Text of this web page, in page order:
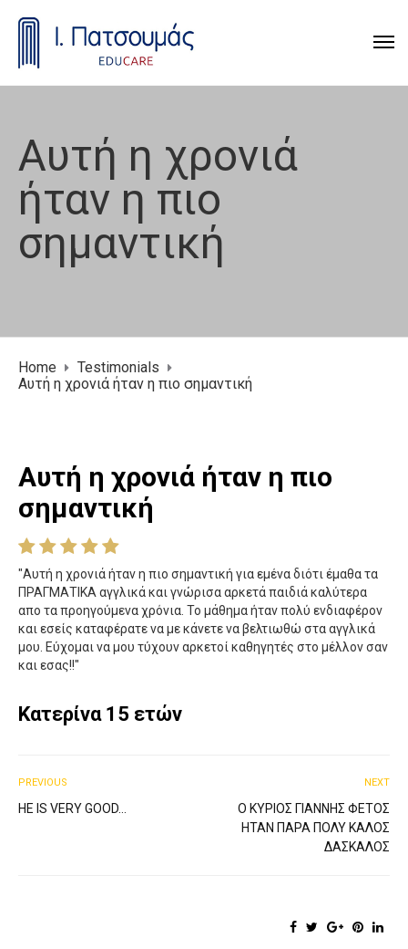
Αυτή η χρονιά
ήταν η πιο
σημαντική
Home
Testimonials
Αυτή η χρονιά ήταν η πιο σημαντική
Αυτή η χρονιά ήταν η πιο
σημαντική
"Αυτή η χρονιά ήταν η πιο σημαντική για εμένα διότι έμαθα τα
ΠΡΑΓΜΑΤΙΚΑ αγγλικά και γνώρισα αρκετά παιδιά καλύτερα
απο τα προηγούμενα χρόνια. Το μάθημα ήταν πολύ ενδιαφέρον
και εσείς καταφέρατε να με κάνετε να βελτιωθώ στα αγγλικά
μου. Εύχομαι να μου τύχουν αρκετοί καθηγητές στο μέλλον σαν
και εσας!!"
Κατερίνα 15 ετών
PREVIOUS
HE IS VERY GOOD…
NEXT
Ο ΚΎΡΙΟΣ ΓΙΆΝΝΗΣ ΦΈΤΟΣ
ΉΤΑΝ ΠΆΡΑ ΠΟΛΎ ΚΑΛΌΣ
ΔΆΣΚΑΛΟΣ